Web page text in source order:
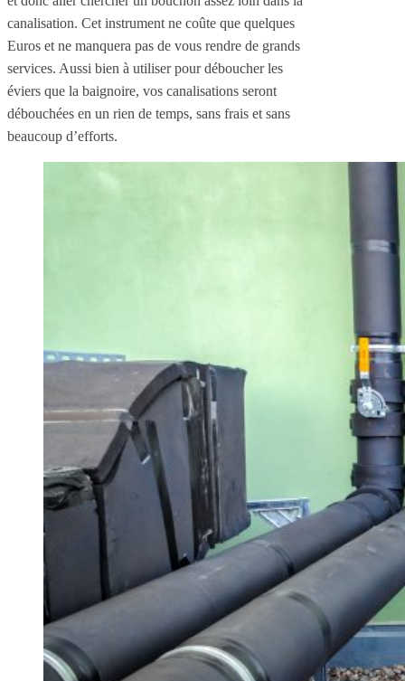
canalisation. Cet instrument ne coûte que quelques
Euros et ne manquera pas de vous rendre de grands
services. Aussi bien à utiliser pour déboucher les
éviers que la baignoire, vos canalisations seront
débouchées en un rien de temps, sans frais et sans
beaucoup d’efforts.